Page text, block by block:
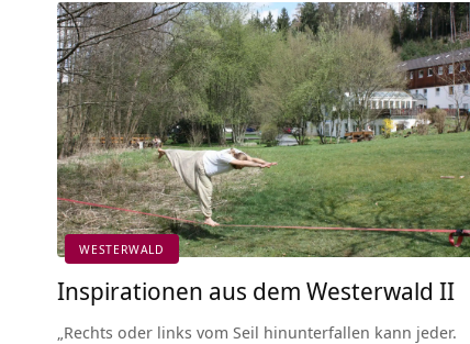
WESTERWALD
Inspirationen aus dem Westerwald II
„Rechts oder links vom Seil hinunterfallen kann jeder.